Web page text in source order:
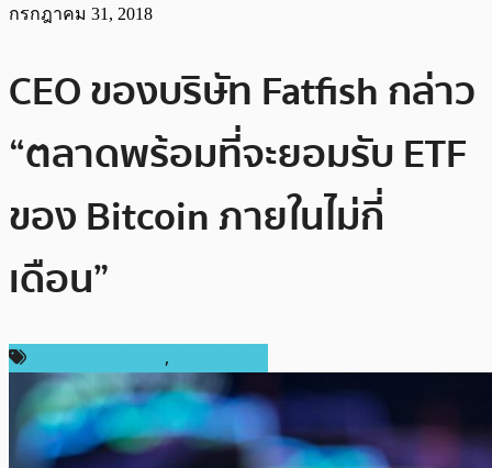
กรกฎาคม 31, 2018
CEO ของบริษัท Fatfish กล่าว
“ตลาดพร้อมที่จะยอมรับ ETF
ของ Bitcoin ภายในไม่กี่
เดือน”
,